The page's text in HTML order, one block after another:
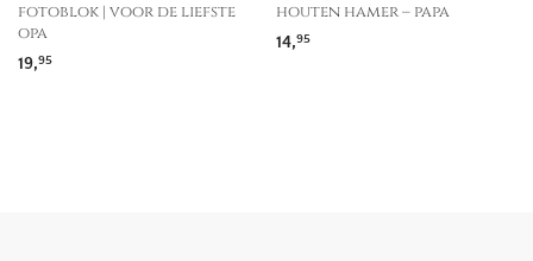
fotoblok | voor de liefste
opa
19,95
houten hamer – papa
14,95